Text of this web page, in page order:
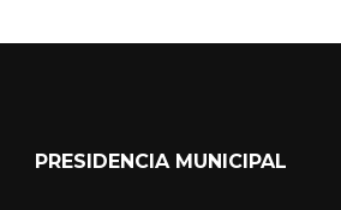
PRESIDENCIA MUNICIPAL